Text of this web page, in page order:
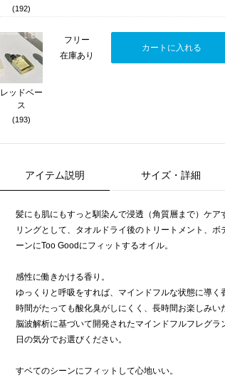
(192)
レッドベー
ス
(193)
フリー
在庫あり
カートに入れる
アイテム説明 サイズ・詳細
髪にも肌にもすっと馴染んで浸透（角質層まで）ケア
リングとして、タオルドライ後のトリートメント、
ーンにToo Goodにフィットするオイル。
感性に働きかける香り。
ゆっくりと呼吸をすれば、マインドフルな状態に導く
時間がたっても酸化臭がしにくく、長時間お楽しみい
脳波解析に基づいて開発されたマインドフルフレグ
日の気分でお選びください。
すベてのシーンにフィットして心地いい。